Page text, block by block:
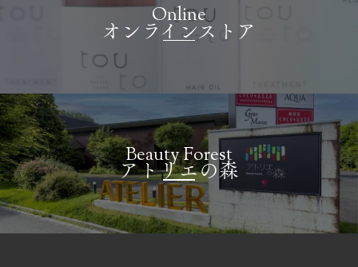
Online
オンラインストア
Beauty Forest
アトリエの森